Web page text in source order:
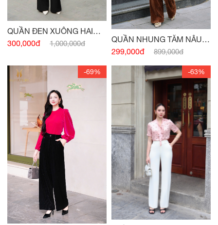
QUẦN ĐEN XUÔNG HAI
TÚI TRƯỚC
300,000đ 1,000,000đ
QUẦN NHUNG TĂM NÂU
BÒ 2 TÚI
299,000đ 899,000đ
-69% -63%